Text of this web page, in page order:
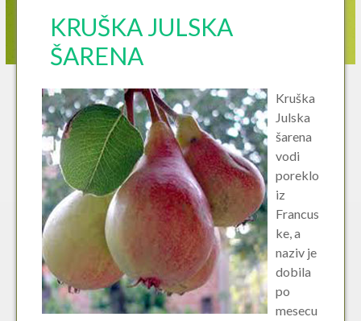
KRUŠKA JULSKA
ŠARENA
Kruška
Julska
šarena
vodi
poreklo
iz
Francus
ke, a
naziv je
dobila
po
mesecu